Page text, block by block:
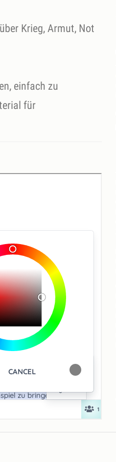
Krieg, Armut, Not
einfach zu
für